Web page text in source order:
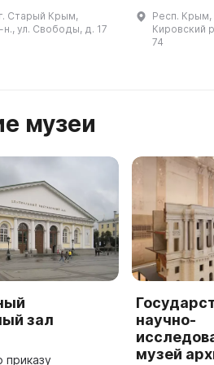
залы:
«Старый Крым
Старый Крым,
ул. Свободы, д. 17
ждать до
Респ.
Кировский
74
музеи
зал
приказу
научно-
музей